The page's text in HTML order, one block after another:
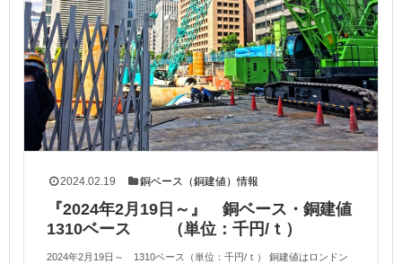
2024.02.19 銅ベース（銅建値）情報
『2024年2月19日～』 銅ベース・銅建値
1310ベース （単位：千円/ｔ）
2024年2月19日～ 1310ベース（単位：千円/ｔ） 銅建値はロンドン